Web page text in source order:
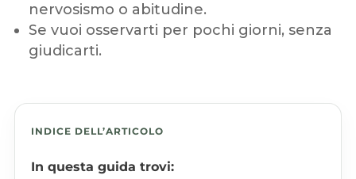
nervosismo o abitudine.
Se vuoi osservarti per pochi giorni, senza
giudicarti.
INDICE DELL’ARTICOLO
In questa guida trovi: